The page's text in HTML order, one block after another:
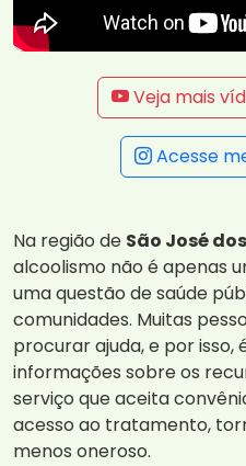
Veja mais
Acesse
Na região de São José
alcoolismo não é apenas
uma questão de saúde
comunidades. Muitas
procurar ajuda, e por isso,
informações sobre os
serviço que aceita
acesso ao tratamento,
menos oneroso.